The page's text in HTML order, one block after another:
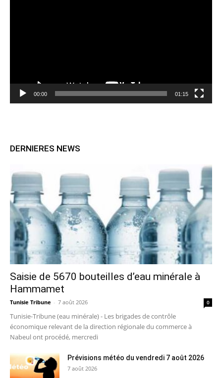
00:00 01:15
DERNIERES NEWS
Saisie de 5670 bouteilles d’eau minérale à
Hammamet
Tunisie Tribune - 7 août 2026 0
Tunisie-Tribune (eau minérale) - Les brigades de contrôle
économique relevant de la direction régionale du commerce à
Nabeul ont procédé, mercredi
Prévisions météo du vendredi 7 août 2026
7 août 2026